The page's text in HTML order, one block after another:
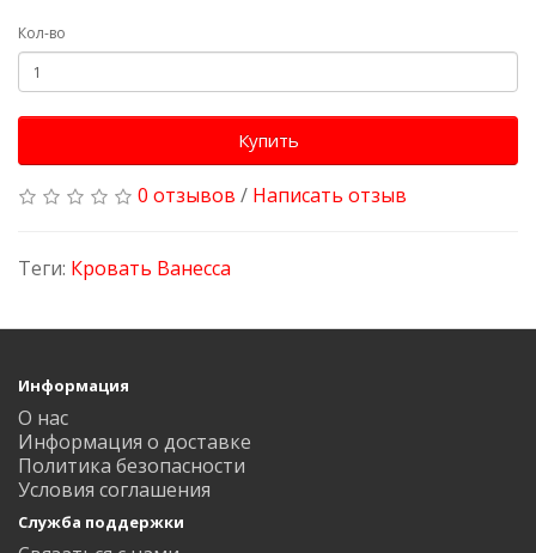
Кол-во
Купить
0 отзывов / Написать отзыв
Теги: Кровать Ванесса
Информация
О нас
Информация о доставке
Политика безопасности
Условия соглашения
Служба поддержки